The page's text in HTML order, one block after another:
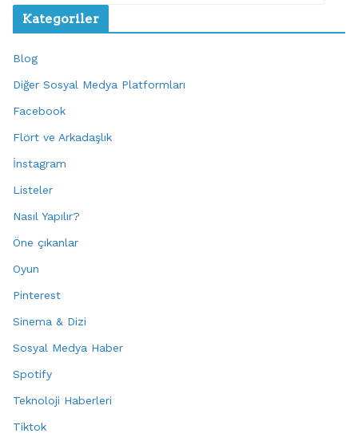
Kategoriler
Blog
Diğer Sosyal Medya Platformları
Facebook
Flört ve Arkadaşlık
İnstagram
Listeler
Nasıl Yapılır?
Öne çıkanlar
Oyun
Pinterest
Sinema & Dizi
Sosyal Medya Haber
Spotify
Teknoloji Haberleri
Tiktok